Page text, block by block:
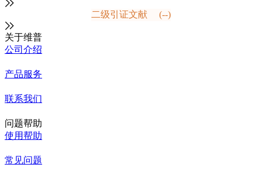
二级引证文献 (--)
关于维普
公司介绍
产品服务
联系我们
问题帮助
使用帮助
常见问题